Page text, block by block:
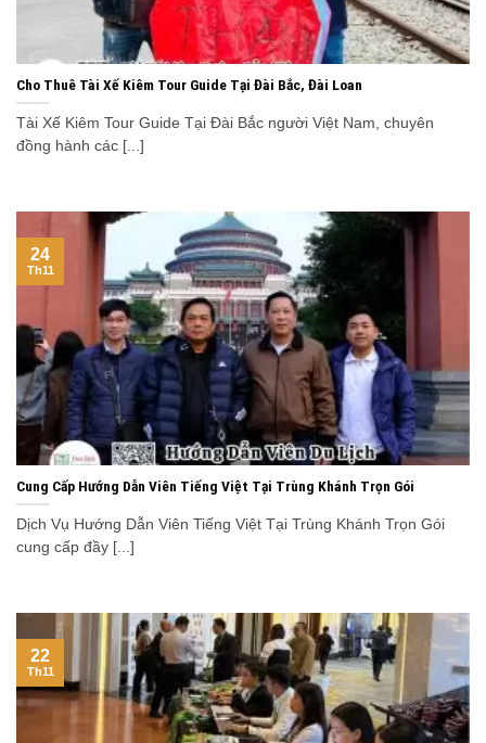
Cho Thuê Tài Xế Kiêm Tour Guide Tại Đài Bắc, Đài Loan
Tài Xế Kiêm Tour Guide Tại Đài Bắc người Việt Nam, chuyên
đồng hành các [...]
Cung Cấp Hướng Dẫn Viên Tiếng Việt Tại Trùng Khánh Trọn Gói
Dịch Vụ Hướng Dẫn Viên Tiếng Việt Tại Trùng Khánh Trọn Gói
cung cấp đầy [...]
24
Th11
22
Th11